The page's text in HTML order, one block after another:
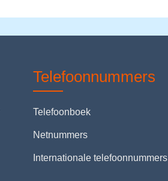
Telefoonnummers
Telefoonboek
Netnummers
Internationale telefoonnummers